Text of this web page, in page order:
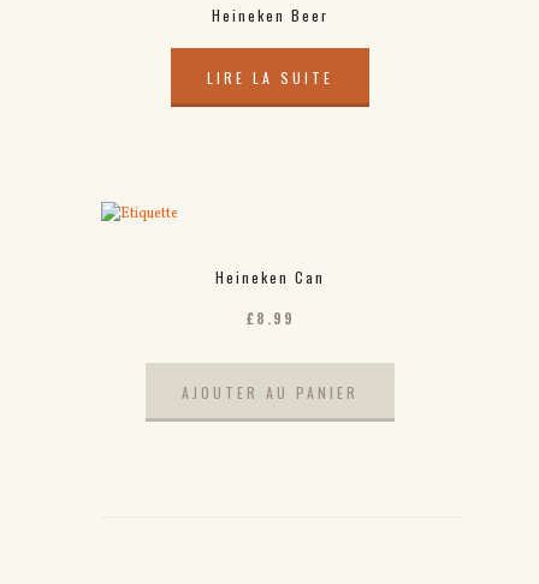
Heineken Beer
LIRE LA SUITE
Heineken Can
£8.99
AJOUTER AU PANIER